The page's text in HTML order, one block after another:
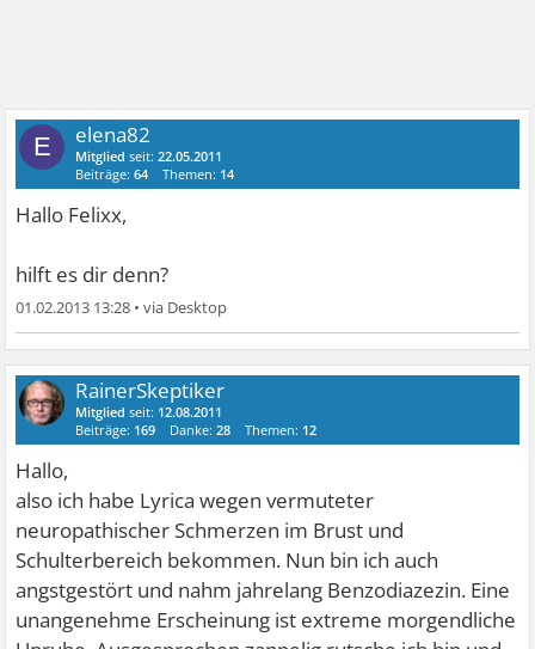
E elena82
Mitglied seit:22.05.2011
Beiträge:64 Themen: 14
Hallo Felixx,
hilft es dir denn?
01.02.2013 13:28 •
RainerSkeptiker
Mitglied seit: 12.08.2011
Beiträge: 169 Danke:28 Themen: 12
Hallo,
also ich habe Lyrica wegen vermuteter
neuropathischer Schmerzen im Brust und
Schulterbereich bekommen. Nun bin ich auch
angstgestört und nahm jahrelang Benzodiazezin. Eine
unangenehme Erscheinung ist extreme morgendliche